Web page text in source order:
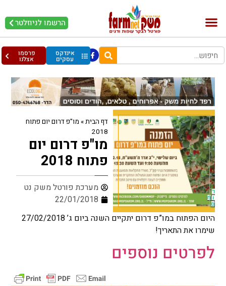
הרשמו לניוזלטר
אינדקס
עסקים
פרסמו
אצלנו
דף הבית» מו"פ דרום יום פתוח
2018
מו"פ דרום יום
פתוח 2018
מערכת פורטל משק נט
22/01/2018
היום הפתוח במו”פ דרום יתקיים השנה ביום ג’ 27/02/2018
שימרו את התאריך!
לפרטים נוספים